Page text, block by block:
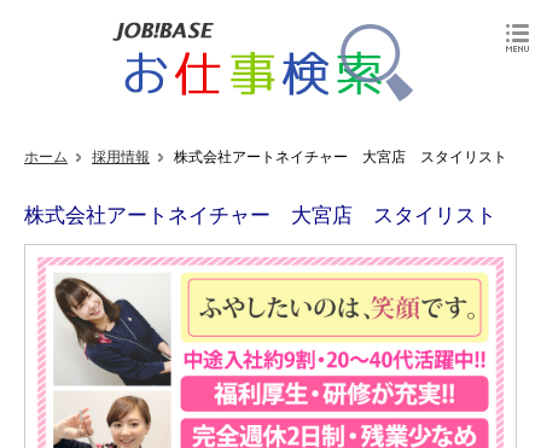
ホーム 採用情報 株式会社アートネイチャー 大宮店 スタイリスト
株式会社アートネイチャー 大宮店 スタイリスト